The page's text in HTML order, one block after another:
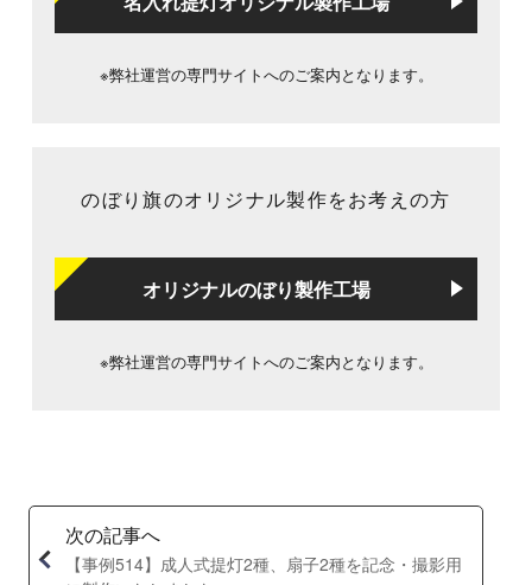
※弊社運営の専門サイトへのご案内となります。
のぼり旗のオリジナル製作をお考えの方
オリジナルのぼり製作工場
※弊社運営の専門サイトへのご案内となります。
次の記事へ
【事例514】成人式提灯2種、扇子2種を記念・撮影用